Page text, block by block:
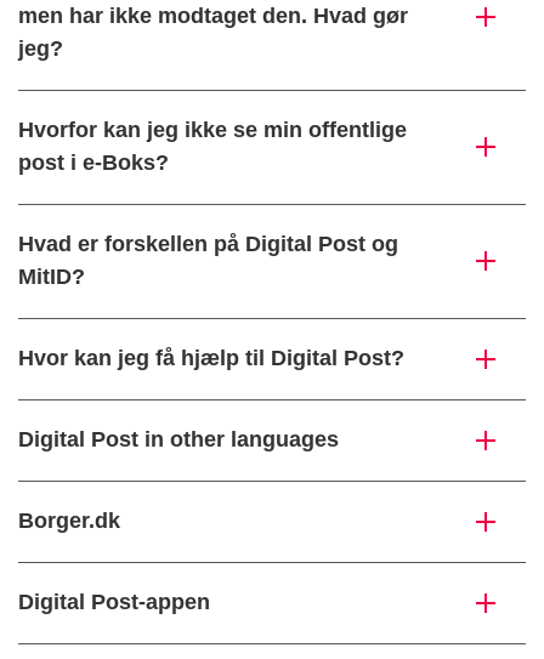
men har ikke modtaget den. Hvad gør
jeg?
Hvorfor kan jeg ikke se min offentlige
post i e-Boks?
Hvad er forskellen på Digital Post og
MitID?
Hvor kan jeg få hjælp til Digital Post?
Digital Post in other languages
Borger.dk
Digital Post-appen